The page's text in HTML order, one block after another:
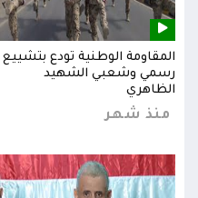
المقاومة الوطنية تودع بتشييع
رسمي وشعبي الشهيد
الظاهري
منذ شهر